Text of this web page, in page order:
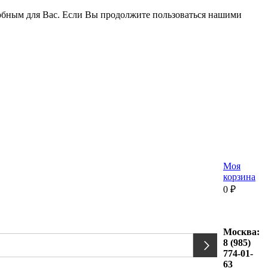
для Вас. Если Вы продолжите пользоваться нашими
Моя
корзина
0 ₽
Москва:
8 (985)
774-01-
63